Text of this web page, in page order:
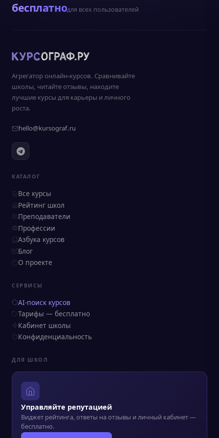
бесплатнодля всех пользователей
Агрегатор онлайн-курсов. Сравнивайте
школы, читайте отзывы, находите
лучшие курсы для карьеры и личного
роста.
hello@kursograf.ru
КАТАЛОГ
Все курсы
Рейтинг школ
Преподаватели
Профессии
Азбука курсов
Блог
О проекте
СЕРВИСЫ
AI-поиск курсов
Тарифы — бесплатно
Кабинет школы
Конфиденциальность
ДЛЯ ШКОЛ
Управляйте репутацией
Виджет рейтинга, ответы на отзывы и личный кабинет —
бесплатно.